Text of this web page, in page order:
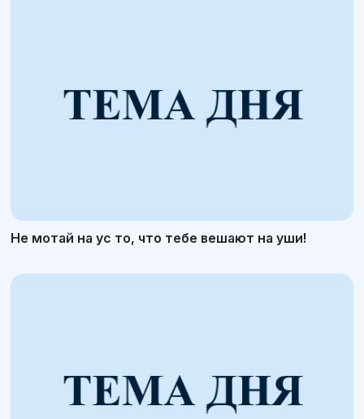
Не мотай на ус то, что тебе вешают на уши!